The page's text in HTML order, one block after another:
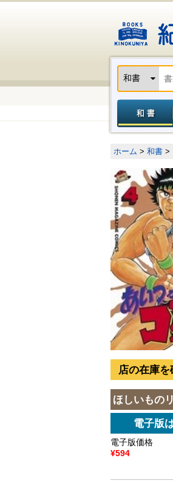
ホーム > 和書 >
電子版価格
¥594